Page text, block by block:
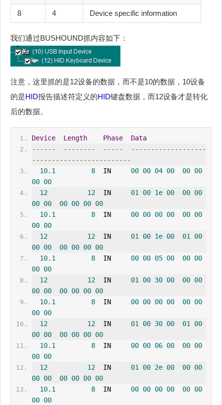
8 4 Device specific information
我们通过BUSHOUND抓内容如下：
注意，这里抓的是12设备的数据，而不是10的数据，10设备
的是HID报告描述符定义的HID键盘数据，而12设备才是转化
后的数据。
Device Length Phase
Data
------
-------- -----
-------------------
-------------------------
10.1
8
  IN
00 00 04 00 00 00
00 00
12
12
  IN
01 00 1e 00 00 00
00 00 00 00 00 00
10.1
8
  IN
00 00 00 00 00 00
00 00
12
12
  IN
01 00 1e 00 01
00
00 00 00 00 00 00
10.1
8
  IN
00 00 05 00 00 00
00 00
12
12
  IN
01 00 30 00 00 00
00 00 00 00 00 00
10.1
8
  IN
00 00 00 00 00 00
00 00
12
12
  IN
01 00 30 00 01
00
00 00 00 00 00 00
10.1
8
  IN
00 00 06 00 00 00
00 00
12
12
  IN
01 00 2e 00 00 00
00 00 00 00 00 00
10.1
8
  IN
00 00 00 00 00 00
00 00